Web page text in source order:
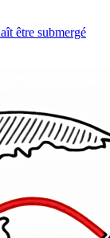
être submergé